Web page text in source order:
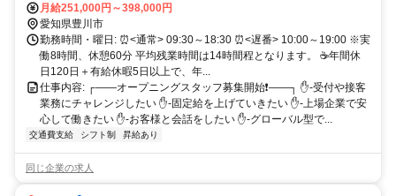
月給251,000円～398,000円
愛知県豊川市
勤務時間・曜日: ⏰<通常> 09:30～18:30 ⏰<遅番> 10:00～19:00 ※実
働8時間、休憩60分 平均残業時間は14時間程となります。 ☕年間休
日120日＋有給休暇5日以上で、年...
仕事内容: ┌――オープニングスタッフ募集開始❗――┐ ✋-受付や接客
業務にチャレンジしたい ✋-固定給を上げていきたい ✋-上場企業で安
心して働きたい ✋-お客様と会話をしたい ✋-グローバル型で...
交通費支給 シフト制 昇給あり
同じ企業の求人